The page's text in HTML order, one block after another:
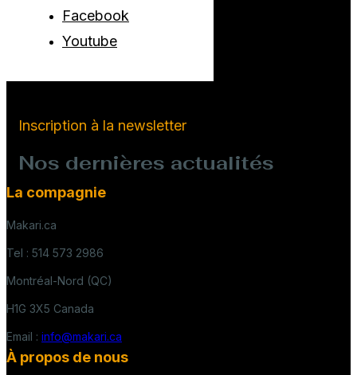
Facebook
Youtube
Inscription à la newsletter
Nos dernières actualités
La compagnie
Makari.ca
Tel : 514 573 2986
Montréal-Nord (QC)
H1G 3X5 Canada
Email : info@makari.ca
À propos de nous